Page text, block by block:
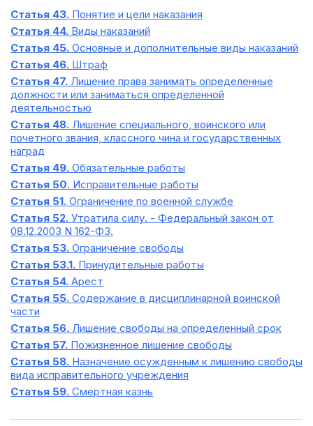
Статья 43. Понятие и цели наказания
Статья 44. Виды наказаний
Статья 45. Основные и дополнительные виды наказаний
Статья 46. Штраф
Статья 47. Лишение права занимать определенные
должности или заниматься определенной
деятельностью
Статья 48. Лишение специального, воинского или
почетного звания, классного чина и государственных
наград
Статья 49. Обязательные работы
Статья 50. Исправительные работы
Статья 51. Ограничение по военной службе
Статья 52. Утратила силу. - Федеральный закон от
08.12.2003 N 162-ФЗ.
Статья 53. Ограничение свободы
Статья 53.1. Принудительные работы
Статья 54. Арест
Статья 55. Содержание в дисциплинарной воинской
части
Статья 56. Лишение свободы на определенный срок
Статья 57. Пожизненное лишение свободы
Статья 58. Назначение осужденным к лишению свободы
вида исправительного учреждения
Статья 59. Смертная казнь